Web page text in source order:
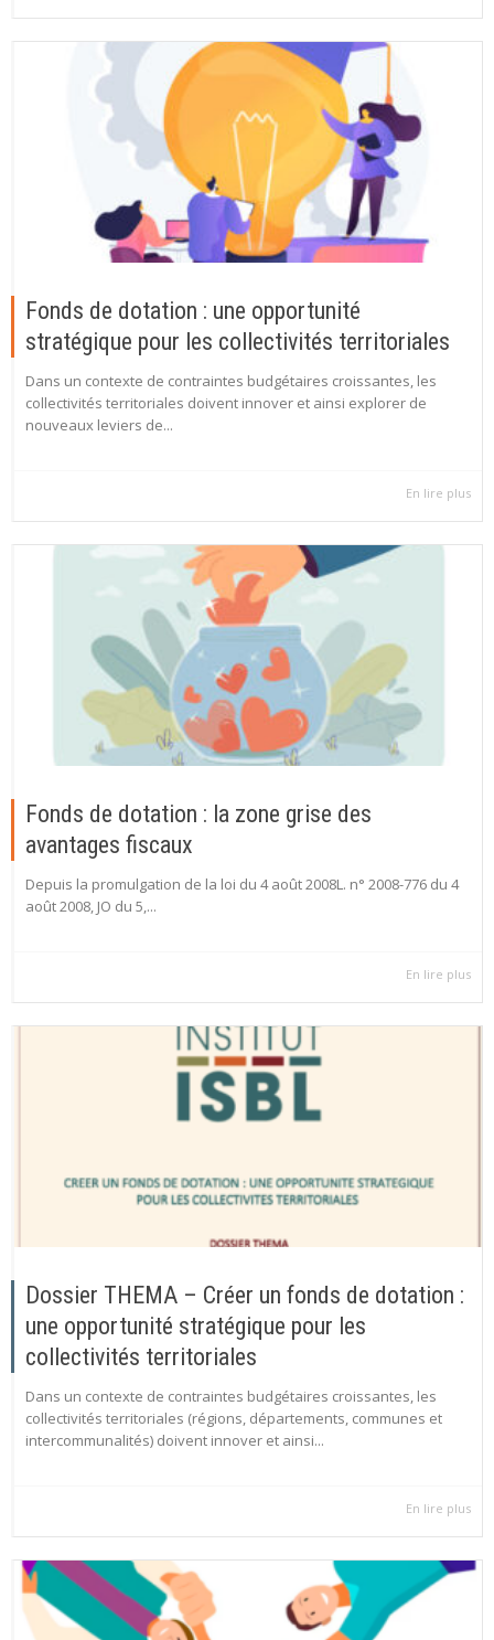
Fonds de dotation : une opportunité
stratégique pour les collectivités territoriales
Dans un contexte de contraintes budgétaires croissantes, les
collectivités territoriales doivent innover et ainsi explorer de
nouveaux leviers de...
En lire plus
Fonds de dotation : la zone grise des
avantages fiscaux
Depuis la promulgation de la loi du 4 août 2008L. n° 2008-776 du 4
août 2008, JO du 5,...
En lire plus
Dossier THEMA – Créer un fonds de dotation :
une opportunité stratégique pour les
collectivités territoriales
Dans un contexte de contraintes budgétaires croissantes, les
collectivités territoriales (régions, départements, communes et
intercommunalités) doivent innover et ainsi...
En lire plus